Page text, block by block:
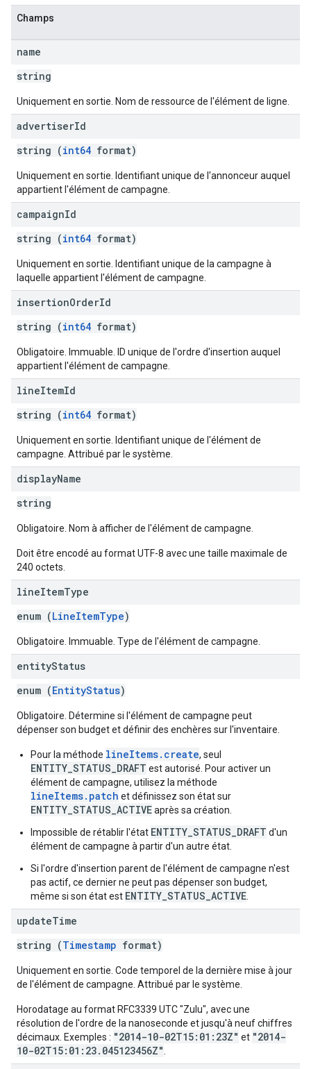
Champs
name
string
Uniquement en sortie. Nom de ressource de l'élément de ligne.
advertiserId
string (int64 format)
Uniquement en sortie. Identifiant unique de l'annonceur auquel
appartient l'élément de campagne.
campaignId
string (int64 format)
Uniquement en sortie. Identifiant unique de la campagne à
laquelle appartient l'élément de campagne.
insertionOrderId
string (int64 format)
Obligatoire. Immuable. ID unique de l'ordre d'insertion auquel
appartient l'élément de campagne.
lineItemId
string (int64 format)
Uniquement en sortie. Identifiant unique de l'élément de
campagne. Attribué par le système.
displayName
string
Obligatoire. Nom à afficher de l'élément de campagne.
Doit être encodé au format UTF-8 avec une taille maximale de
240 octets.
lineItemType
enum (LineItemType)
Obligatoire. Immuable. Type de l'élément de campagne.
entityStatus
enum (EntityStatus)
Obligatoire. Détermine si l'élément de campagne peut
dépenser son budget et définir des enchères sur l'inventaire.
Pour la méthode lineItems.create, seul
ENTITY_STATUS_DRAFT est autorisé. Pour activer un
élément de campagne, utilisez la méthode
lineItems.patch et définissez son état sur
ENTITY_STATUS_ACTIVEaprès sa création.
Impossible de rétablir l'état ENTITY_STATUS_DRAFT d'un
élément de campagne à partir d'un autre état.
Si l'ordre d'insertion parent de l'élément de campagne n'est
pas actif, ce dernier ne peut pas dépenser son budget,
même si son état est ENTITY_STATUS_ACTIVE
updateTime
string (Timestamp format)
Uniquement en sortie. Code temporel de la dernière mise à jour
de l'élément de campagne. Attribué par le système.
Horodatage au format RFC3339 UTC "Zulu", avec une
résolution de l'ordre de la nanoseconde et jusqu'à neuf chiffres
décimaux. Exemples : "2014-10-02T15:01:23Z" et "2014-
10-02T15:01:23.045123456Z"